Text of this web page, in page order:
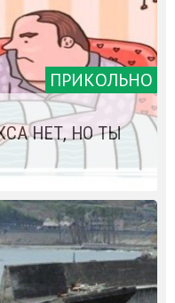
ПРИКОЛЬНО
НЕТ, НО ТЫ